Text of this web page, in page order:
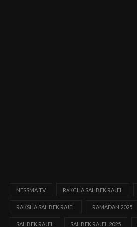
NESSMA TV RAKCHA SAHBEK RAJEL
RAKSHA SAHBEK RAJEL RAMADAN 2025
SAHBEK RAJEL SAHBEK RAJEL 2025